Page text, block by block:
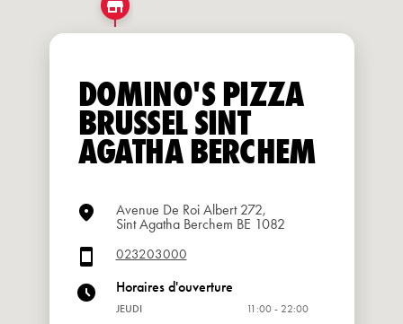
DOMINO'S PIZZA
BRUSSEL SINT
AGATHA BERCHEM
Avenue De Roi Albert 272,
Sint Agatha Berchem BE 1082
023203000
Horaires d'ouverture
JEUDI
11:00 - 22:00